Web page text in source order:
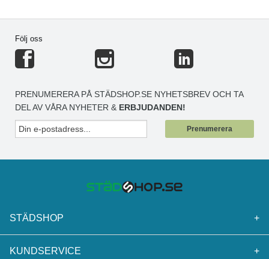
Följ oss
PRENUMERERA PÅ STÄDSHOP.SE NYHETSBREV OCH TA
DEL AV VÅRA NYHETER & ERBJUDANDEN!
Prenumerera
STÄDSHOP +
KUNDSERVICE +